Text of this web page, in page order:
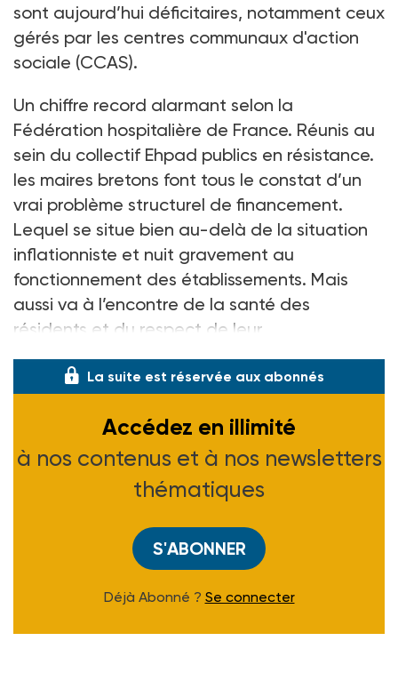
sont aujourd’hui déficitaires, notamment ceux
gérés par les centres communaux d'action
sociale (CCAS).
Un chiffre record alarmant selon la
Fédération hospitalière de France. Réunis au
sein du collectif Ehpad publics en résistance.
les maires bretons font tous le constat d’un
vrai problème structurel de financement.
Lequel se situe bien au-delà de la situation
inflationniste et nuit gravement au
fonctionnement des établissements. Mais
aussi va à l’encontre de la santé des
résidents et du respect de leur
La suite est réservée aux abonnés
Accédez en illimité
à nos contenus et à nos newsletters
thématiques
S'ABONNER
Déjà Abonné ? Se connecter